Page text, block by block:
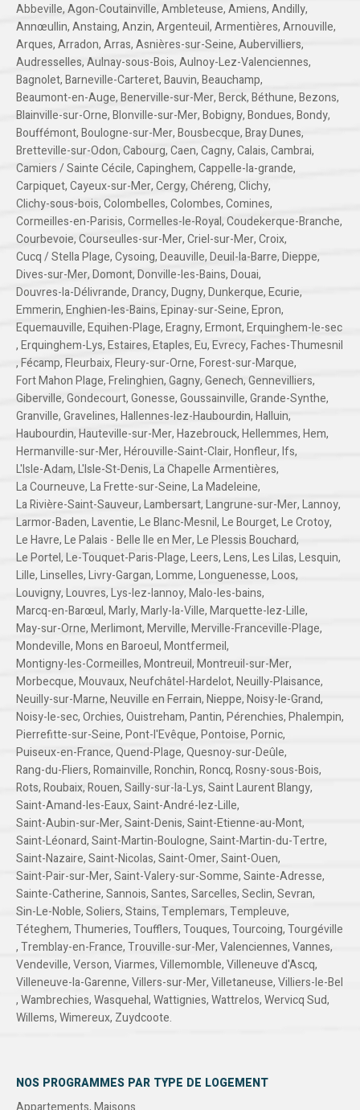
Abbeville,Agon-Coutainville,Ambleteuse,Amiens,Andilly,
Annœullin,Anstaing,Anzin,Argenteuil,Armentières,Arnouville,
Arques,Arradon,Arras,Asnières-sur-Seine,Aubervilliers,
Audresselles,Aulnay-sous-Bois,Aulnoy-Lez-Valenciennes,
Bagnolet,Barneville-Carteret,Bauvin,Beauchamp,
Beaumont-en-Auge,Benerville-sur-Mer,Berck,Béthune,Bezons,
Blainville-sur-Orne,Blonville-sur-Mer,Bobigny,Bondues,Bondy,
Bouffémont,Boulogne-sur-Mer,Bousbecque,Bray Dunes,
Bretteville-sur-Odon,Cabourg,Caen,Cagny,Calais,Cambrai,
Camiers / Sainte Cécile,Capinghem,Cappelle-la-grande,
Carpiquet,Cayeux-sur-Mer,Cergy,Chéreng,Clichy,
Clichy-sous-bois,Colombelles,Colombes,Comines,
Cormeilles-en-Parisis,Cormelles-le-Royal,Coudekerque-Branche,
Courbevoie,Courseulles-sur-Mer,Criel-sur-Mer,Croix,
Cucq / Stella Plage,Cysoing,Deauville,Deuil-la-Barre,Dieppe,
Dives-sur-Mer,Domont,Donville-les-Bains,Douai,
Douvres-la-Délivrande,Drancy,Dugny,Dunkerque,Ecurie,
Emmerin,Enghien-les-Bains,Epinay-sur-Seine,Epron,
Equemauville,Equihen-Plage,Eragny,Ermont,Erquinghem-le-sec
,Erquinghem-Lys,Estaires,Etaples,Eu,Evrecy,Faches-Thumesnil
,Fécamp,Fleurbaix,Fleury-sur-Orne,Forest-sur-Marque,
Fort Mahon Plage,Frelinghien,Gagny,Genech,Gennevilliers,
Giberville,Gondecourt,Gonesse,Goussainville,Grande-Synthe,
Granville,Gravelines,Hallennes-lez-Haubourdin,Halluin,
Haubourdin,Hauteville-sur-Mer,Hazebrouck,Hellemmes,Hem,
Hermanville-sur-Mer,Hérouville-Saint-Clair,Honfleur,Ifs,
L'Isle-Adam,L'Isle-St-Denis,La Chapelle Armentières,
La Courneuve,La Frette-sur-Seine,La Madeleine,
La Rivière-Saint-Sauveur,Lambersart,Langrune-sur-Mer,Lannoy,
Larmor-Baden,Laventie,Le Blanc-Mesnil,Le Bourget,Le Crotoy,
Le Havre,Le Palais - Belle Ile en Mer,Le Plessis Bouchard,
Le Portel,Le-Touquet-Paris-Plage,Leers,Lens,Les Lilas,Lesquin,
Lille,Linselles,Livry-Gargan,Lomme,Longuenesse,Loos,
Louvigny,Louvres,Lys-lez-lannoy,Malo-les-bains,
Marcq-en-Barœul,Marly,Marly-la-Ville,Marquette-lez-Lille,
May-sur-Orne,Merlimont,Merville,Merville-Franceville-Plage,
Mondeville,Mons en Baroeul,Montfermeil,
Montigny-les-Cormeilles,Montreuil,Montreuil-sur-Mer,
Morbecque,Mouvaux,Neufchâtel-Hardelot,Neuilly-Plaisance,
Neuilly-sur-Marne,Neuville en Ferrain,Nieppe,Noisy-le-Grand,
Noisy-le-sec,Orchies,Ouistreham,Pantin,Pérenchies,Phalempin,
Pierrefitte-sur-Seine,Pont-l'Evêque,Pontoise,Pornic,
Puiseux-en-France,Quend-Plage,Quesnoy-sur-Deûle,
Rang-du-Fliers,Romainville,Ronchin,Roncq,Rosny-sous-Bois,
Rots,Roubaix,Rouen,Sailly-sur-la-Lys,Saint Laurent Blangy,
Saint-Amand-les-Eaux,Saint-André-lez-Lille,
Saint-Aubin-sur-Mer,Saint-Denis,Saint-Etienne-au-Mont,
Saint-Léonard,Saint-Martin-Boulogne,Saint-Martin-du-Tertre,
Saint-Nazaire,Saint-Nicolas,Saint-Omer,Saint-Ouen,
Saint-Pair-sur-Mer,Saint-Valery-sur-Somme,Sainte-Adresse,
Sainte-Catherine,Sannois,Santes,Sarcelles,Seclin,Sevran,
Sin-Le-Noble,Soliers,Stains,Templemars,Templeuve,
Téteghem,Thumeries,Toufflers,Touques,Tourcoing,Tourgéville
,Tremblay-en-France,Trouville-sur-Mer,Valenciennes,Vannes,
Vendeville,Verson,Viarmes,Villemomble,Villeneuve d'Ascq,
Villeneuve-la-Garenne,Villers-sur-Mer,Villetaneuse,Villiers-le-Bel
,Wambrechies,Wasquehal,Wattignies,Wattrelos,Wervicq Sud,
Willems,Wimereux, Zuydcoote.
NOS PROGRAMMES PAR TYPE DE LOGEMENT